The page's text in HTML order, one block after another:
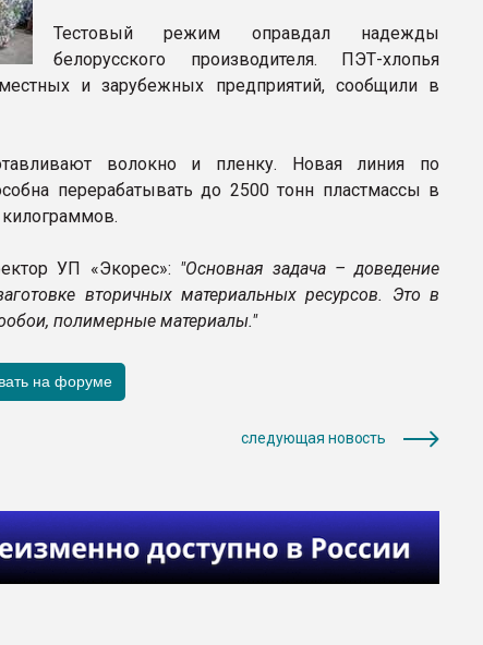
Тестовый режим оправдал надежды
белорусского производителя. ПЭТ-хлопья
и зарубежных предприятий, сообщили в
волокно и пленку. Новая линия по
перерабатывать до 2500 тонн пластмассы в
килограммов.
УП «Экорес»: "Основная задача – доведение
вторичных материальных ресурсов. Это в
полимерные материалы."
следующая новость